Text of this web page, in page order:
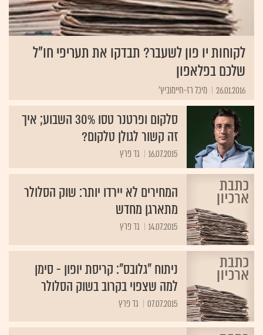
לקוחות יו פון לשעבר? תבדקו את תעריפי חו"ל
שלכם בפלאפון
26.01.2016 מיכל רז-חיימוביץ'
סלקום ופרטנר טסו 30% השבוע; איך
זה קשור לגולן טלקום?
16.07.2015 גד פרץ
המחירים לא יירדו יותר: שוק הסלולר
מתארגן מחדש
14.07.2015 גד פרץ
ניתוח "גלובס": קריסת יופון - סימן
למה שצפוי בקרוב בשוק הסלולר
07.07.2015 גד פרץ